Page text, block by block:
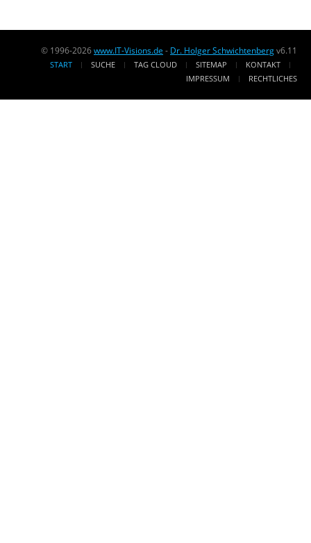
© 1996-2026www.IT-Visions.de - Dr. Holger Schwichtenbergv6.11
START SUCHE TAG CLOUD SITEMAP
KONTAKT
IMPRESSUM
RECHTLICHES